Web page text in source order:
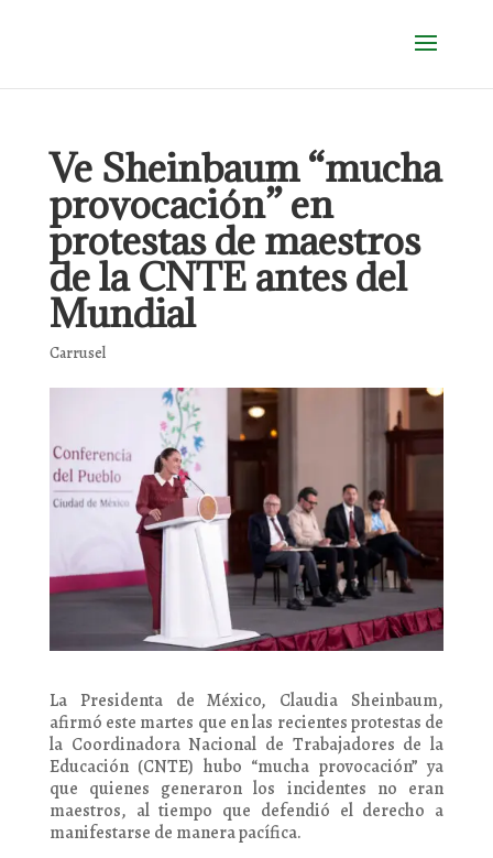
Ve Sheinbaum “mucha
provocación” en
protestas de maestros
de la CNTE antes del
Mundial
Carrusel
La Presidenta de México, Claudia Sheinbaum,
afirmó este martes que en las recientes protestas de
la Coordinadora Nacional de Trabajadores de la
Educación (CNTE) hubo “mucha provocación” ya
que quienes generaron los incidentes no eran
maestros, al tiempo que defendió el derecho a
manifestarse de manera pacífica.